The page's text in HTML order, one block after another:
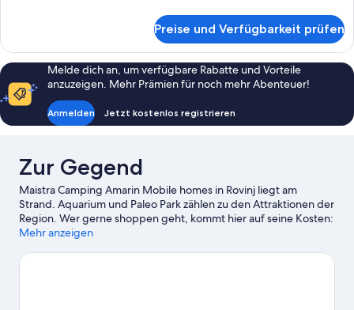
GLAMPING
TENT
Preise und Verfügbarkeit prüfen
Melde dich an, um verfügbare Rabatte und Vorteile
anzuzeigen. Mehr Prämien für noch mehr Abenteuer!
Anmelden Jetzt kostenlos registrieren
Zur Gegend
Maistra Camping Amarin Mobile homes in Rovinj liegt am
Strand. Aquarium und Paleo Park zählen zu den Attraktionen der
Region. Wer gerne shoppen geht, kommt hier auf seine Kosten:
Rovinj Markt und Straße Carrera. Istrische Versammlungshalle –
du zusammen mit Kindern reist, schau doch einmal hier vorbei:
Mehr anzeigen